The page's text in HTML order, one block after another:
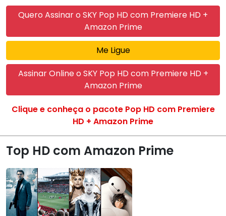
Quero Assinar o SKY Pop HD com Premiere HD +
Amazon Prime
Me Ligue
Assinar Online o SKY Pop HD com Premiere HD +
Amazon Prime
Clique e conheça o pacote Pop HD com Premiere
HD + Amazon Prime
Top HD com Amazon Prime